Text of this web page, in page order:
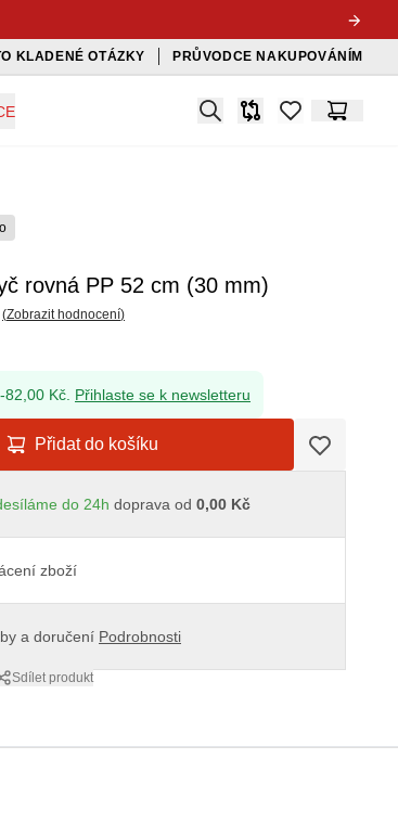
KLADENÉ OTÁZKY PRŮVODCE NAKUPOVÁNÍM
Search
Srovnávačitems inKošík
rovná PP 52 cm (30 mm)
(Zobrazit hodnocení)
82,00 Kč. Přihlaste se k newsletteru
Přidat do košíku
do 24h doprava od 0,00 Kč
zboží
a doručení Podrobnosti
Sdílet produkt